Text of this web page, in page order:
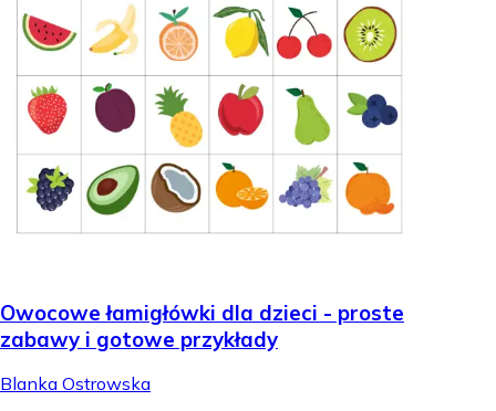
Owocowe łamigłówki dla dzieci - proste
zabawy i gotowe przykłady
Blanka Ostrowska